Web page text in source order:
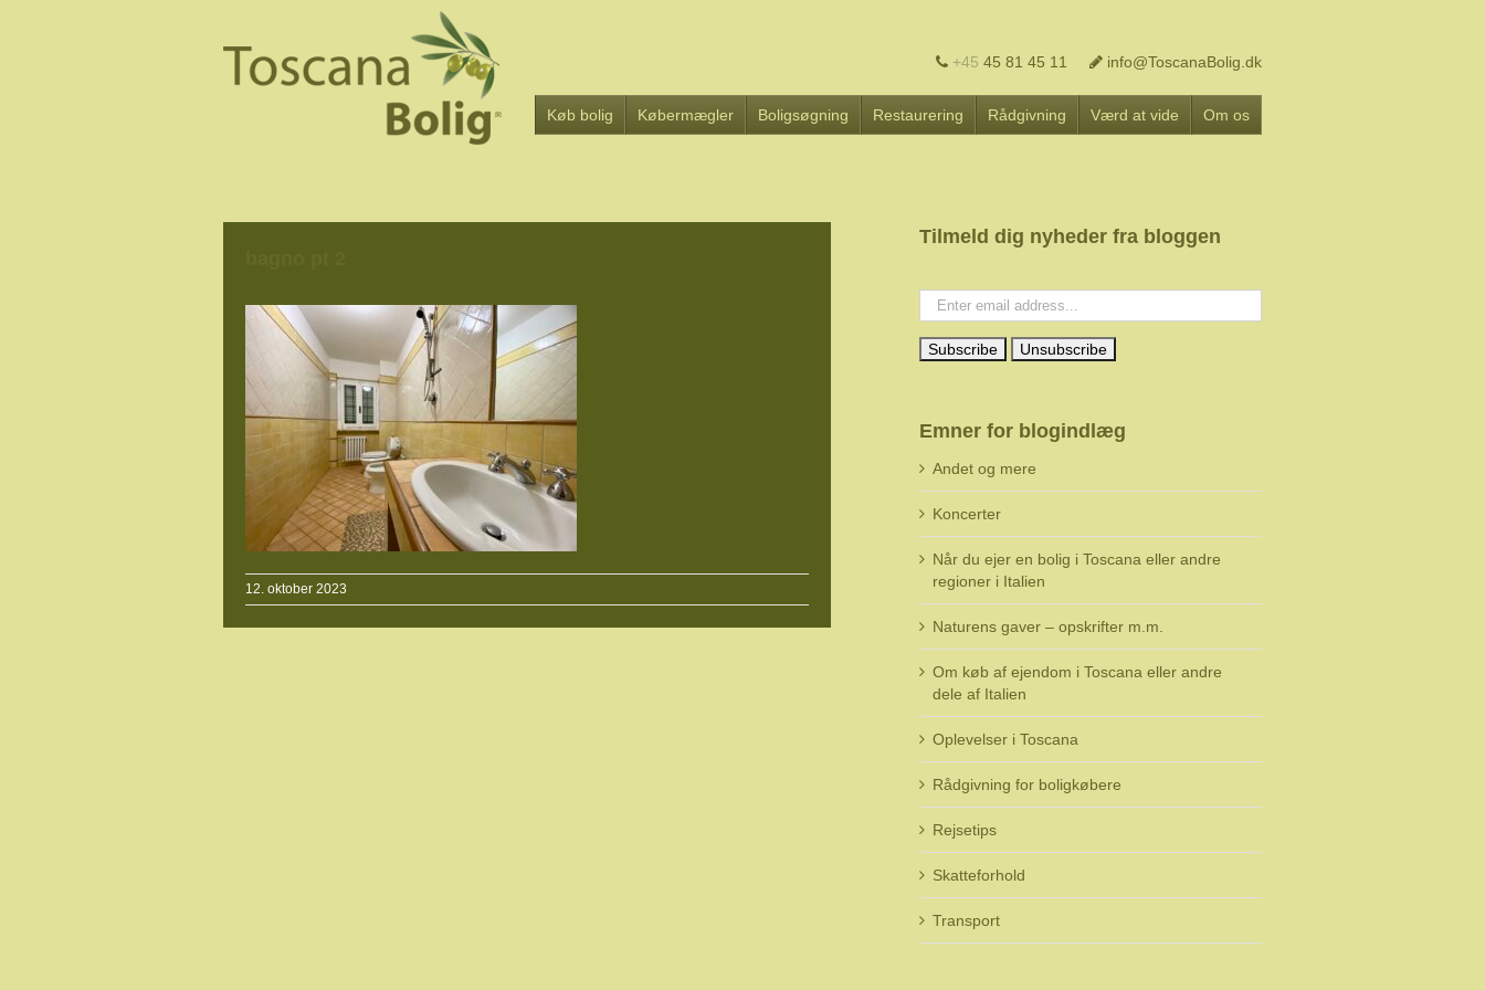
+45 45 81 45 11 info@ToscanaBolig.dk
Køb bolig Købermægler Boligsøgning Restaurering Rådgivning Værd at vide Om os
12. oktober 2023
Tilmeld dig nyheder fra bloggen
Emner for blogindlæg
Andet og mere
Koncerter
Når du ejer en bolig i Toscana eller andre
regioner i Italien
Naturens gaver – opskrifter m.m.
Om køb af ejendom i Toscana eller andre
dele af Italien
Oplevelser i Toscana
Rådgivning for boligkøbere
Rejsetips
Skatteforhold
Transport